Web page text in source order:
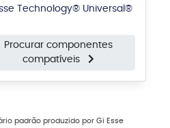
Technology® Universal®
Procurar componentes
compatíveis
padrão produzido por Gi Esse